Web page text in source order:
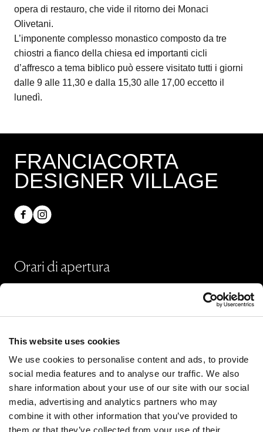
This website uses cookies
We use cookies to personalise content and ads, to provide
social media features and to analyse our traffic. We also
share information about your use of our site with our social
media, advertising and analytics partners who may
combine it with other information that you’ve provided to
them or that they’ve collected from your use of their
opera di restauro, che vide il ritorno dei Monaci
Olivetani.
L’imponente complesso monastico composto da tre
chiostri a fianco della chiesa ed importanti cicli
d’affresco a tema biblico può essere visitato tutti i giorni
dalle 9 alle 11,30 e dalla 15,30 alle 17,00 eccetto il
lunedì.
FRANCIACORTA
DESIGNER VILLAGE
Orari di apertura
Ristoranti & Caffé
Lunedì - Giovedì 09:00 - 20:30
Venerdì - Domenica 09:00 - 21:00
Orari di apertura in dettaglio